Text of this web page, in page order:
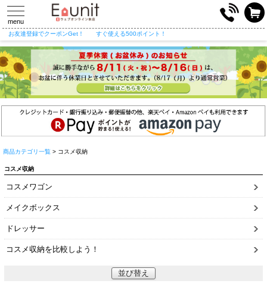
toggle
navigation
menu
お友達登録でクーポンGet！ すぐ使える500ポイント！
商品カテゴリ一覧 > コスメ収納
コスメ収納
コスメワゴン
メイクボックス
ドレッサー
コスメ収納を比較しよう！
並び替え